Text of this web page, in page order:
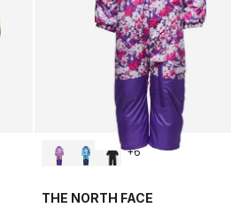
+6
THE NORTH FACE